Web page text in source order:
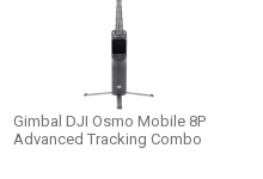
Gimbal DJI Osmo Mobile 8P
Advanced Tracking Combo